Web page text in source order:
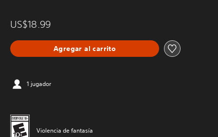
US$18.99
Agregar al carrito
1 jugador
Violencia de fantasía